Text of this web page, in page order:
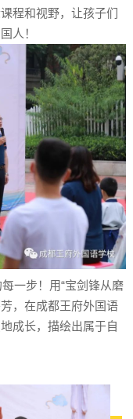
程和视野，让孩子们
人！
一步！用“宝剑锋从磨
，在成都王府外国语
成长，描绘出属于自